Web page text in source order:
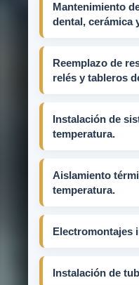
Mantenimiento
dental, cerámica
Reemplazo de
relés y tableros
Instalación de
temperatura.
Aislamiento
temperatura.
Electromontajes
Instalación de